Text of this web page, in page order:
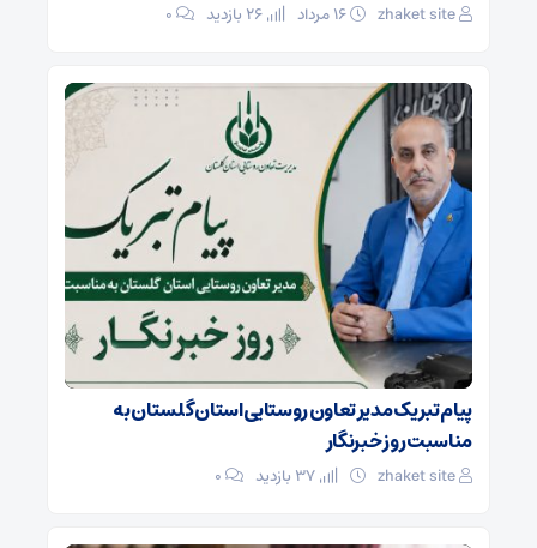
zhaket site ۰
پیام تبریک مدیر تعاون روستایی استان گلستان به
مناسبت روز خبرنگار
zhaket site ۰